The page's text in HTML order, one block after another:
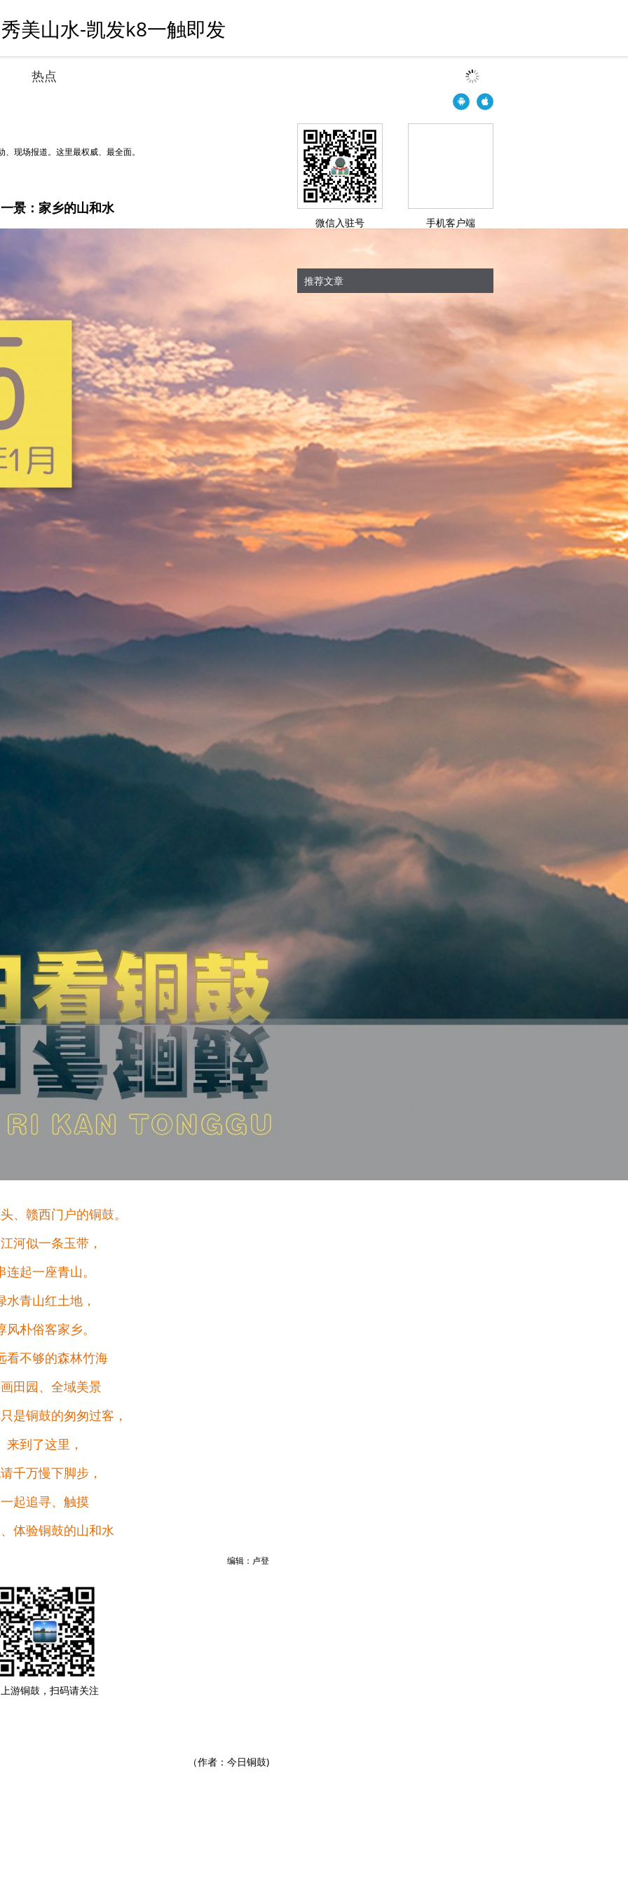
美山水-凯发k8一触即发
热点
现场报道。这里最权威、最全面。
景：家乡的山和水
、赣西门户的铜鼓。
河似一条玉带，
连起一座青山。
水青山红土地，
风朴俗客家乡。
看不够的森林竹海
田园、全域美景
是铜鼓的匆匆过客，
来到了这里，
千万慢下脚步，
一起追寻、触摸
体验铜鼓的山和水
编辑：卢登
游铜鼓，扫码请关注
（作者：今日铜鼓)
微信入驻号 手机客户端
推荐文章